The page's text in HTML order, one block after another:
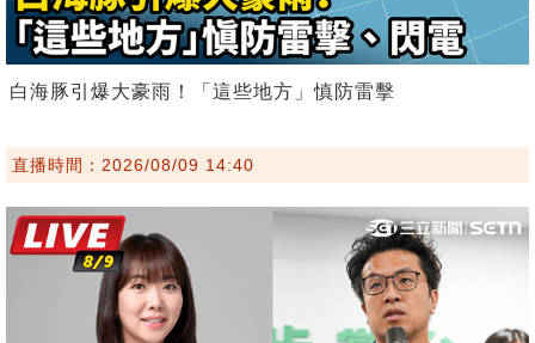
白海豚引爆大豪雨！「這些地方」慎防雷擊
直播時間：2026/08/09 14:40